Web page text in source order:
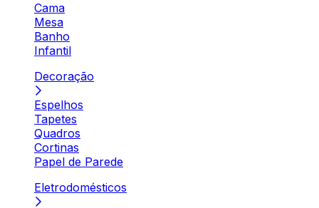
Cama
Mesa
Banho
Infantil
Decoração
Espelhos
Tapetes
Quadros
Cortinas
Papel de Parede
Eletrodomésticos